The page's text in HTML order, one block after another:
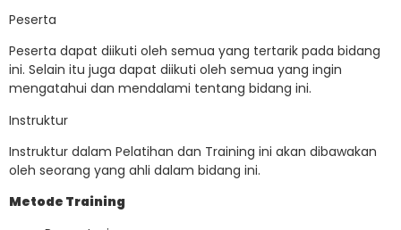
Peserta
Peserta dapat diikuti oleh semua yang tertarik pada bidang
ini. Selain itu juga dapat diikuti oleh semua yang ingin
mengatahui dan mendalami tentang bidang ini.
Instruktur
Instruktur dalam Pelatihan dan Training ini akan dibawakan
oleh seorang yang ahli dalam bidang ini.
Metode Training